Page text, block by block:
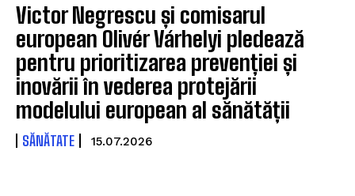
Victor Negrescu și comisarul
european Olivér Várhelyi pledează
pentru prioritizarea prevenției și
inovării în vederea protejării
modelului european al sănătății
SĂNĂTATE 15.07.2026